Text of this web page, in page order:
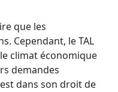
que les
Cependant, le TAL
climat économique
demandes
dans son droit de